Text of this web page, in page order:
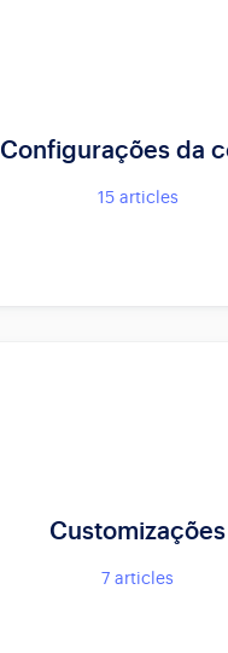
Configurações da
15articles
Customizações
7 articles